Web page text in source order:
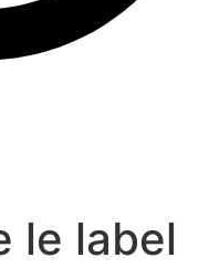
le label